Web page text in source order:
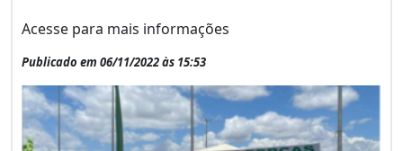
Acesse para mais informações
Publicado em 06/11/2022 às 15:53